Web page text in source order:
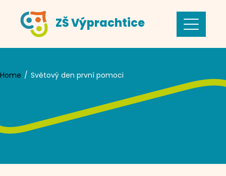
content
ZŠ Výprachtice
Home Světový den první pomoci